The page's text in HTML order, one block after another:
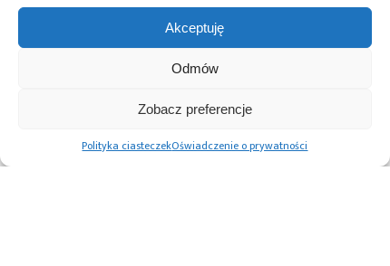
Akceptuję
Odmów
Zobacz preferencje
Polityka ciasteczekOświadczenie o prywatności
Polscy inżynierowie opracują bezpieczny
powierzchnię Marsa